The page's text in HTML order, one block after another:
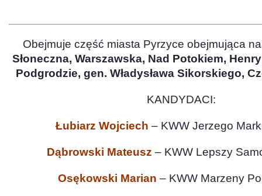
Obejmuje część miasta Pyrzyce obejmująca
Słoneczna, Warszawska, Nad Potokiem,
Podgrodzie, gen. Władysława Sikorskiego,
KANDYDACI:
Łubiarz Wojciech – KWW Jerzego
Dąbrowski Mateusz – KWW Lepszy
Osękowski Marian – KWW Marzeny